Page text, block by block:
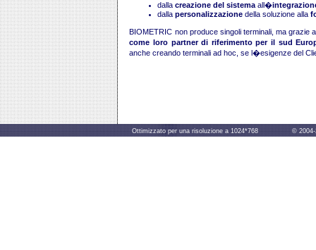
dallacreazione del sistema all�
dallapersonalizzazione della soluzione alla
BIOMETRIC non produce singoli terminali, ma grazie
come loro partner di riferimento per il sud
anche creando terminali ad hoc, se l�esigenze del
Ottimizzato per una risoluzione a 1024*768 © 2004-